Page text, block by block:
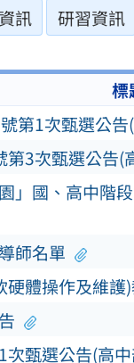
訊 研習資訊
標
第1次甄選公
3次甄選公告(
」國、高中階
師名單
體操作及維護
甄選公告(高